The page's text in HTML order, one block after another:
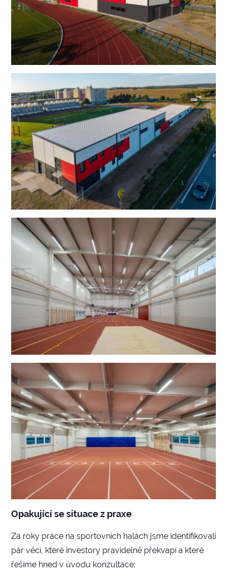
Opakující se situace z praxe
Za roky práce na sportovních halách jsme identifikovali
pár věcí, které investory pravidelně překvapí a které
řešíme hned v úvodu konzultace: